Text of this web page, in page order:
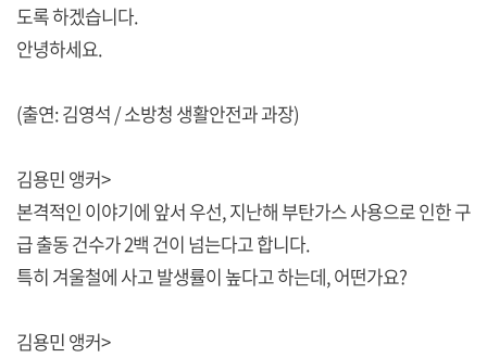
도록 하겠습니다.
안녕하세요.
(출연: 김영석 / 소방청 생활안전과 과장)
김용민 앵커>
본격적인 이야기에 앞서 우선, 지난해 부탄가스 사용으로 인한 구
급 출동 건수가 2백 건이 넘는다고 합니다.
특히 겨울철에 사고 발생률이 높다고 하는데, 어떤가요?
김용민 앵커>